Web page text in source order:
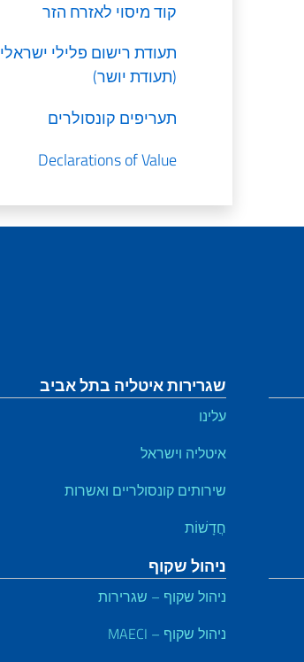
קוד מיסוי לאזרח הזר
תעודת רישום פלילי ישראלי
(תעודת יושר)
תעריפים קונסולרים
Declarations of Value
שגרירות איטליה בתל אביב
עלינו
איטליה וישראל
שירותים קונסולריים ואשרות
חֲדָשׁוֹת
ניהול שקוף
ניהול שקוף – שגרירות
ניהול שקוף – MAECI